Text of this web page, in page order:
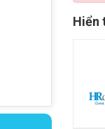
Hiển